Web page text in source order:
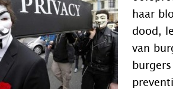
haar
dood,
van